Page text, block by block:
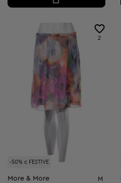
-50% с FESTIVE
2
More & More M